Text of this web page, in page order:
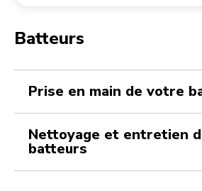
Batteurs
Comment insérer les fouets dans le batteur à
Comment verrouiller le cordon orientable du
Comment nettoyer le batteur électrique ?
Prise en main de votre
Nettoyage et entretien
batteurs